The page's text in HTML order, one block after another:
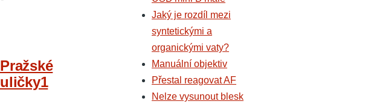
Pražské
uličky1
Jaký je rozdíl mezi
syntetickými a
organickými vaty?
Manuální objektiv
Přestal reagovat AF
Nelze vysunout blesk